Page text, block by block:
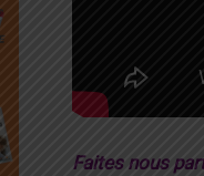
Faites nous